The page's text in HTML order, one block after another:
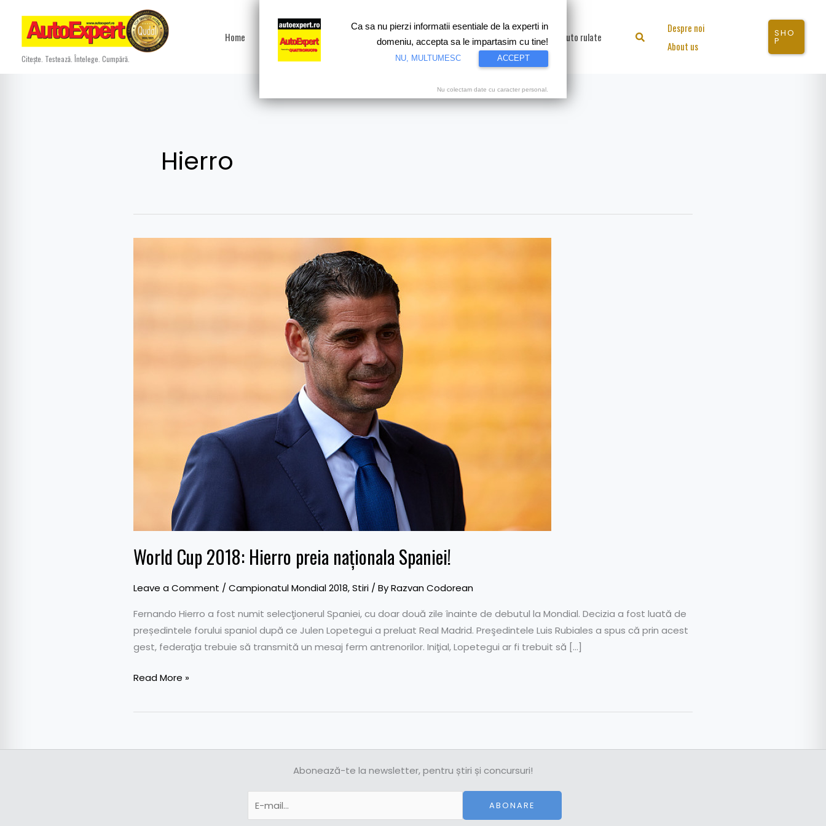
content
Citește. Testează. Întelege. Cumpără.
Home Test drive Motorsport Proiecte speciale Video Auto rulate Search
Despre noi
About us
SHO
P
Hierro
World Cup 2018: Hierro preia naționala Spaniei!
Leave a Comment / Campionatul Mondial 2018,Stiri / ByRazvan Codorean
Fernando Hierro a fost numit selecţionerul Spaniei, cu doar două zile înainte de debutul la Mondial. Decizia a fost luată de
președintele forului spaniol după ce Julen Lopetegui a preluat Real Madrid. Preşedintele Luis Rubiales a spus că prin acest
gest, federaţia trebuie să transmită un mesaj ferm antrenorilor. Iniţial, Lopetegui ar fi trebuit să […]
Read More »
Abonează-te la newsletter, pentru știri și concursuri!
ABONARE
Ca sa nu pierzi informatii esentiale de la experti in
domeniu, accepta sa le impartasim cu tine!
NU, MULTUMESC ACCEPT
Nu colectam date cu caracter personal.